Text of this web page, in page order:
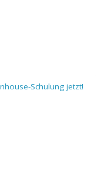
Schulung jetzt!